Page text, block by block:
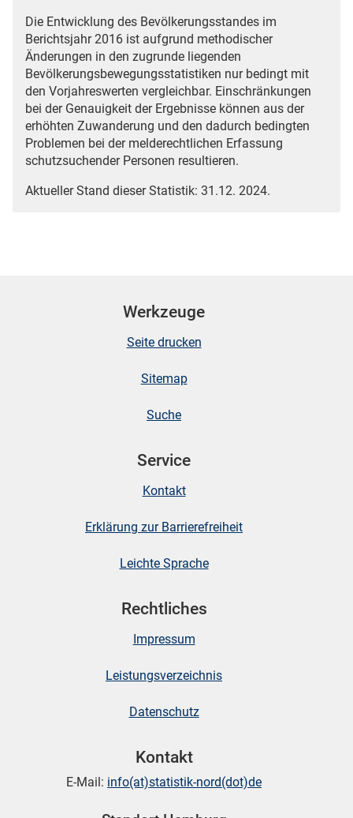
Die Entwicklung des Bevölkerungsstandes im
Berichtsjahr 2016 ist aufgrund methodischer
Änderungen in den zugrunde liegenden
Bevölkerungsbewegungsstatistiken nur bedingt mit
den Vorjahreswerten vergleichbar. Einschränkungen
bei der Genauigkeit der Ergebnisse können aus der
erhöhten Zuwanderung und den dadurch bedingten
Problemen bei der melderechtlichen Erfassung
schutzsuchender Personen resultieren.
Aktueller Stand dieser Statistik: 31.12. 2024.
Werkzeuge
Seite drucken
Sitemap
Suche
Service
Kontakt
Erklärung zur Barrierefreiheit
Leichte Sprache
Rechtliches
Impressum
Leistungsverzeichnis
Datenschutz
Kontakt
E-Mail: info(at)statistik-nord(dot)de